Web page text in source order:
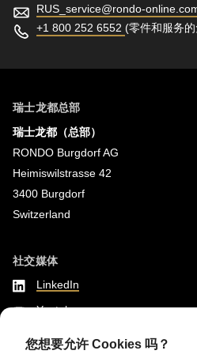
RUS_service@rondo-
+1 800 252 6552 (零件和服务
瑞士龙都总部
瑞士龙都（总部）
RONDO Burgdorf AG
Heimiswilstrasse 42
3400 Burgdorf
Switzerland
社交媒体
LinkedIn
Youtube
Instagram
您想要允许 Cookies 吗？